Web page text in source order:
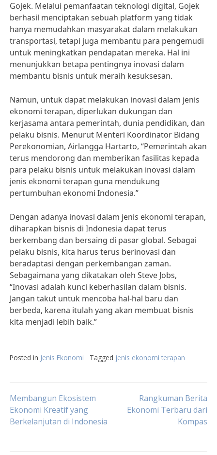
Gojek. Melalui pemanfaatan teknologi digital, Gojek
berhasil menciptakan sebuah platform yang tidak
hanya memudahkan masyarakat dalam melakukan
transportasi, tetapi juga membantu para pengemudi
untuk meningkatkan pendapatan mereka. Hal ini
menunjukkan betapa pentingnya inovasi dalam
membantu bisnis untuk meraih kesuksesan.
Namun, untuk dapat melakukan inovasi dalam jenis
ekonomi terapan, diperlukan dukungan dan
kerjasama antara pemerintah, dunia pendidikan, dan
pelaku bisnis. Menurut Menteri Koordinator Bidang
Perekonomian, Airlangga Hartarto, “Pemerintah akan
terus mendorong dan memberikan fasilitas kepada
para pelaku bisnis untuk melakukan inovasi dalam
jenis ekonomi terapan guna mendukung
pertumbuhan ekonomi Indonesia.”
Dengan adanya inovasi dalam jenis ekonomi terapan,
diharapkan bisnis di Indonesia dapat terus
berkembang dan bersaing di pasar global. Sebagai
pelaku bisnis, kita harus terus berinovasi dan
beradaptasi dengan perkembangan zaman.
Sebagaimana yang dikatakan oleh Steve Jobs,
“Inovasi adalah kunci keberhasilan dalam bisnis.
Jangan takut untuk mencoba hal-hal baru dan
berbeda, karena itulah yang akan membuat bisnis
kita menjadi lebih baik.”
Posted in Jenis Ekonomi Tagged jenis ekonomi terapan
Post
navigation
Membangun Ekosistem
Ekonomi Kreatif yang
Berkelanjutan di Indonesia
Rangkuman Berita
Ekonomi Terbaru dari
Kompas